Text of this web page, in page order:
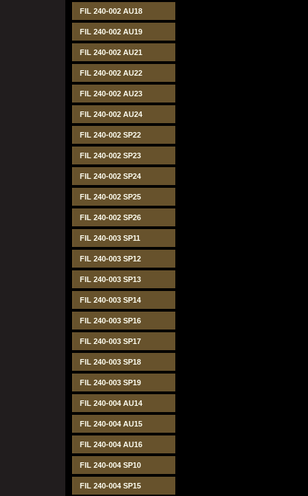
FIL 240-002 AU18
FIL 240-002 AU19
FIL 240-002 AU21
FIL 240-002 AU22
FIL 240-002 AU23
FIL 240-002 AU24
FIL 240-002 SP22
FIL 240-002 SP23
FIL 240-002 SP24
FIL 240-002 SP25
FIL 240-002 SP26
FIL 240-003 SP11
FIL 240-003 SP12
FIL 240-003 SP13
FIL 240-003 SP14
FIL 240-003 SP16
FIL 240-003 SP17
FIL 240-003 SP18
FIL 240-003 SP19
FIL 240-004 AU14
FIL 240-004 AU15
FIL 240-004 AU16
FIL 240-004 SP10
FIL 240-004 SP15